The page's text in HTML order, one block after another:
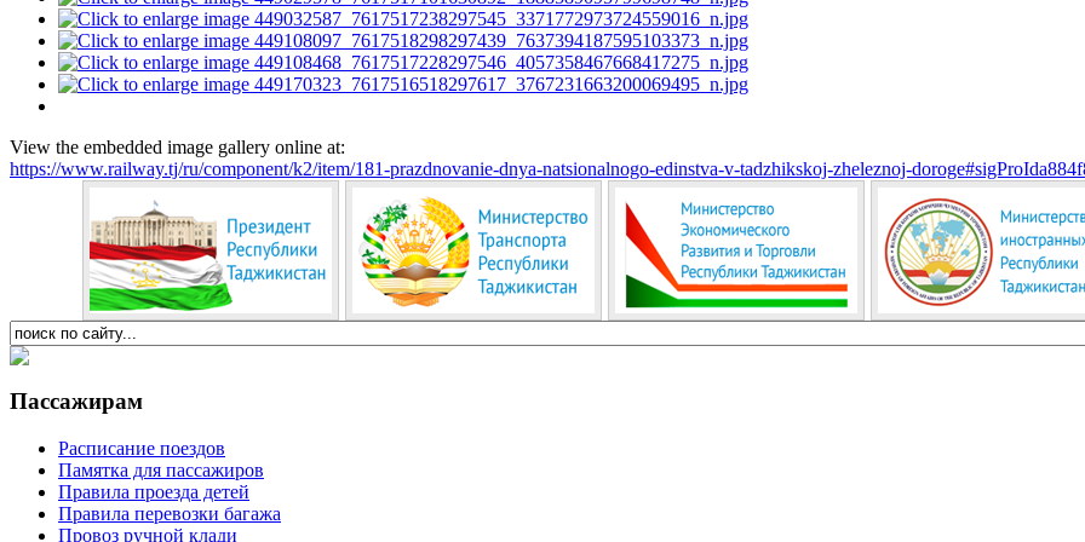
View the embedded image gallery online at:
https://www.railway.tj/ru/component/k2/item/181-prazdnovanie-dnya-natsionalnogo-edinstva-v-tadzhikskoj-zheleznoj-
Пассажирам
Расписание поездов
Памятка для пассажиров
Правила проезда детей
Правила перевозки багажа
Провоз ручной клади